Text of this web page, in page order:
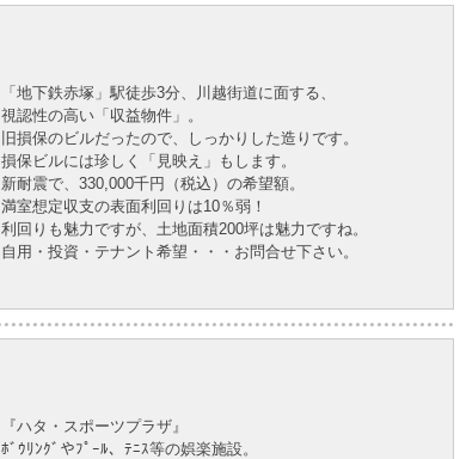
「地下鉄赤塚」駅徒歩3分、川越街道に面する、
視認性の高い「収益物件」。
旧損保のビルだったので、しっかりした造りです。
損保ビルには珍しく「見映え」もします。
新耐震で、330,000千円（税込）の希望額。
満室想定収支の表面利回りは10％弱！
利回りも魅力ですが、土地面積200坪は魅力ですね。
自用・投資・テナント希望・・・お問合せ下さい。
『ハタ・スポーツプラザ』
ﾎﾞｳﾘﾝｸﾞやﾌﾟｰﾙ、ﾃﾆｽ等の娯楽施設。